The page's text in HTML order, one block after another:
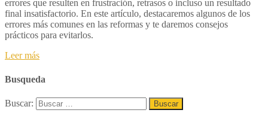
errores que resulten en frustración, retrasos o incluso un resultado
final insatisfactorio. En este artículo, destacaremos algunos de los
errores más comunes en las reformas y te daremos consejos
prácticos para evitarlos.
Leer más
Busqueda
Buscar: